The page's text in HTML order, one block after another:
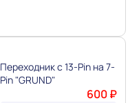
Переходник с 13-Pin на 7-
Pin "GRUND"
600 ₽